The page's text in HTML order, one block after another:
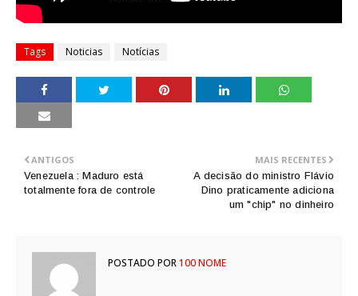
Tags Noticias Notícias
MAIS RECENTES
A decisão do ministro Flávio
Dino praticamente adiciona
um "chip" no dinheiro
ANTIGOS
Venezuela : Maduro está
totalmente fora de controle
POSTADO POR100 NOME